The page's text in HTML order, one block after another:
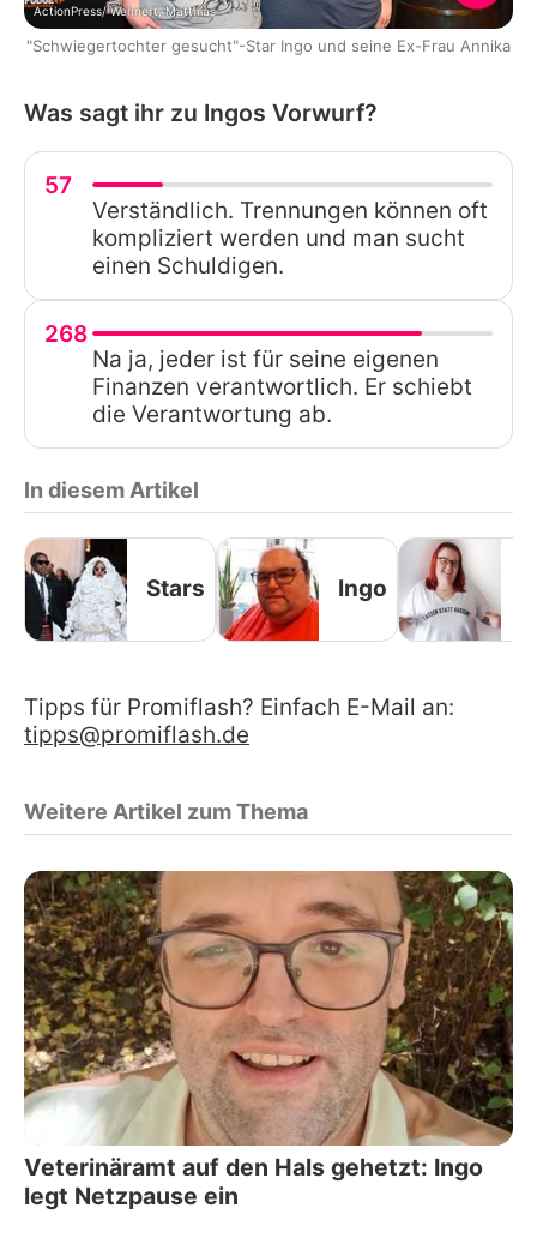
ActionPress/ Wehnert, Matthias
"Schwiegertochter gesucht"-Star Ingo und seine Ex-Frau Annika
Was sagt ihr zu Ingos Vorwurf?
57
Verständlich. Trennungen können oft
kompliziert werden und man sucht
einen Schuldigen.
268
Na ja, jeder ist für seine eigenen
Finanzen verantwortlich. Er schiebt
die Verantwortung ab.
In diesem Artikel
Stars Ingo
Tipps für Promiflash? Einfach E-Mail an:
tipps@promiflash.de
Weitere Artikel zum Thema
Veterinäramt auf den Hals gehetzt: Ingo
legt Netzpause ein